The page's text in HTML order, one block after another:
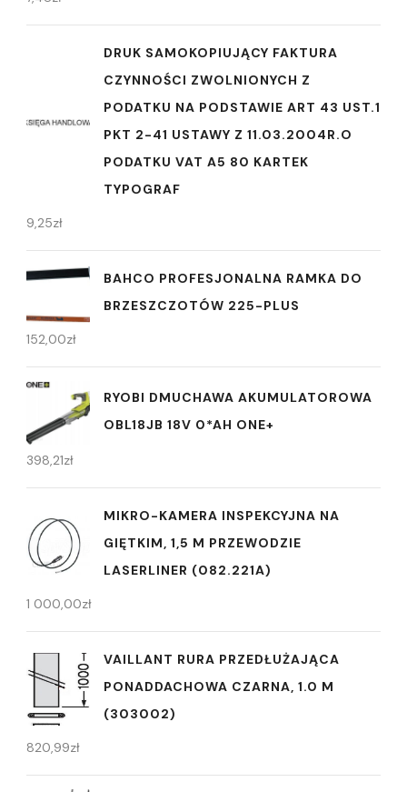
DRUK SAMOKOPIUJĄCY FAKTURA
CZYNNOŚCI ZWOLNIONYCH Z
PODATKU NA PODSTAWIE ART 43 UST.1
PKT 2-41 USTAWY Z 11.03.2004R.O
PODATKU VAT A5 80 KARTEK
TYPOGRAF
9,25zł
BAHCO PROFESJONALNA RAMKA DO
BRZESZCZOTÓW 225-PLUS
152,00zł
RYOBI DMUCHAWA AKUMULATOROWA
OBL18JB 18V 0*AH ONE+
398,21zł
MIKRO-KAMERA INSPEKCYJNA NA
GIĘTKIM, 1,5 M PRZEWODZIE
LASERLINER (082.221A)
1 000,00zł
VAILLANT RURA PRZEDŁUŻAJĄCA
PONADDACHOWA CZARNA, 1.0 M
(303002)
820,99zł